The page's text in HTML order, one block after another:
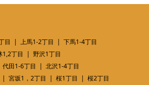
目 上馬1-2丁目
下馬1-4丁目
1,2丁目
野沢1丁目
代田1-6丁目
北沢1-4丁目
宮坂1，2丁目 桜1丁目
桜2丁目